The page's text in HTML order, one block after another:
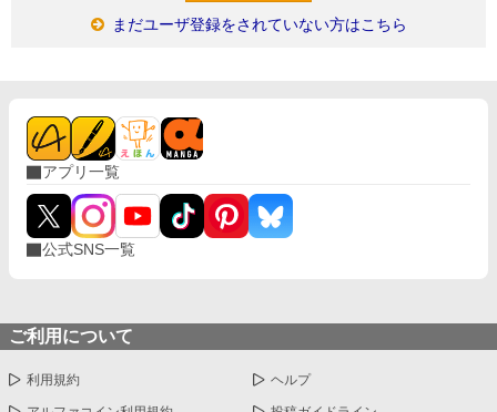
まだユーザ登録をされていない方はこちら
アプリ一覧
公式SNS一覧
ご利用について
利用規約 ヘルプ